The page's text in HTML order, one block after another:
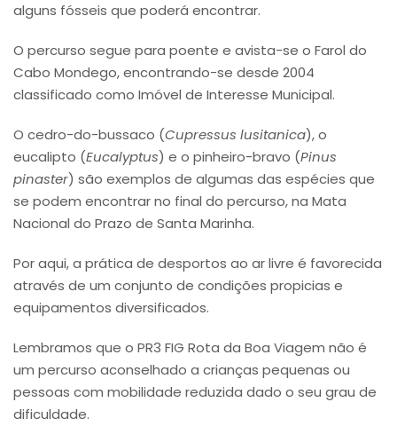
alguns fósseis que poderá encontrar.
O percurso segue para poente e avista-se o Farol do
Cabo Mondego, encontrando-se desde 2004
classificado como Imóvel de Interesse Municipal.
O cedro-do-bussaco (Cupressus lusitanica), o
eucalipto (Eucalyptus) e o pinheiro-bravo (Pinus
pinaster) são exemplos de algumas das espécies que
se podem encontrar no final do percurso, na Mata
Nacional do Prazo de Santa Marinha.
Por aqui, a prática de desportos ao ar livre é favorecida
através de um conjunto de condições propicias e
equipamentos diversificados.
Lembramos que o PR3 FIG Rota da Boa Viagem não é
um percurso aconselhado a crianças pequenas ou
pessoas com mobilidade reduzida dado o seu grau de
dificuldade.